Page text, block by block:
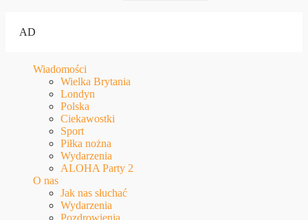
AD
Wiadomości
Wielka Brytania
Londyn
Polska
Ciekawostki
Sport
Piłka nożna
Wydarzenia
ALOHA Party 2
O nas
Jak nas słuchać
Wydarzenia
Pozdrowienia